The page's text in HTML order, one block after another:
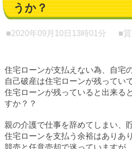
うか？
■2020年09月10日 13時01分 ■
住宅ローンが支払えない為、自宅
自己破産は住宅ローンが残ってい
住宅ローンが残っていると出来る
すか？？
親の介護で仕事を辞めてしまい、
住宅ローンを支払う余裕はありあ